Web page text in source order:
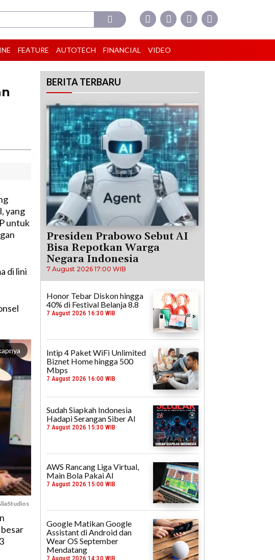
FEATURE AUTOTECH FINANCIAL VIDEO
yang
untuk
di lini
BERITA TERBARU
Presiden Prabowo Sebut AI
Bisa Repotkan Warga
Negara Indonesia
7 August 2026 17:00 WIB
Honor Tebar Diskon hingga
40% di Festival Belanja 8.8
7 August 2026 16:30 WIB
Intip 4 Paket WiFi Unlimited
Biznet Home hingga 500
Mbps
7 August 2026 16:00 WIB
Sudah Siapkah Indonesia
Hadapi Serangan Siber AI
7 August 2026 15:30 WIB
AWS Rancang Liga Virtual,
Main Bola Pakai AI
7 August 2026 15:00 WIB
Google Matikan Google
Assistant di Android dan
Wear OS September
Mendatang
7 August 2026 14:30 WIB